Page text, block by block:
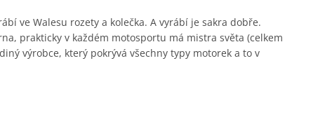
ve Walesu rozety a kolečka. A vyrábí je sakra dobře.
prakticky v každém motosportu má mistra světa (celkem
výrobce, který pokrývá všechny typy motorek a to v